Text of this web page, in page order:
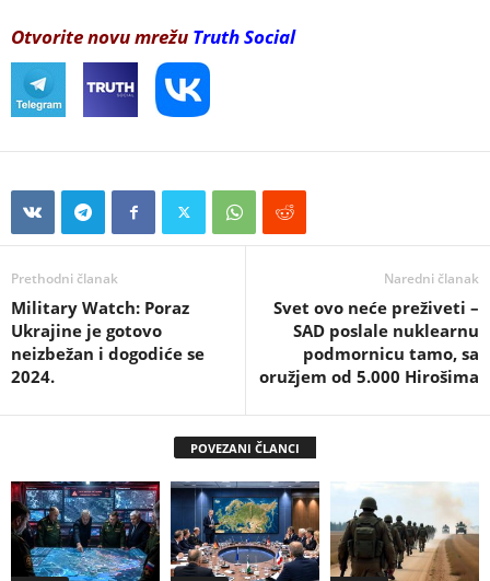
Otvorite novu mrežu Truth Social
Prethodni članak
Military Watch: Poraz
Ukrajine je gotovo
neizbežan i dogodiće se
2024.
Naredni članak
Svet ovo neće preživeti –
SAD poslale nuklearnu
podmornicu tamo, sa
oružjem od 5.000 Hirošima
POVEZANI ČLANCI